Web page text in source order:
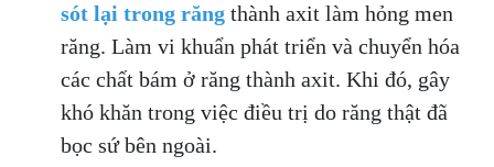
sót lại trong răng thành axit làm hỏng men
răng. Làm vi khuẩn phát triển và chuyển hóa
các chất bám ở răng thành axit. Khi đó, gây
khó khăn trong việc điều trị do răng thật đã
bọc sứ bên ngoài.